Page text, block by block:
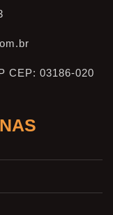
CEP: 03186-020